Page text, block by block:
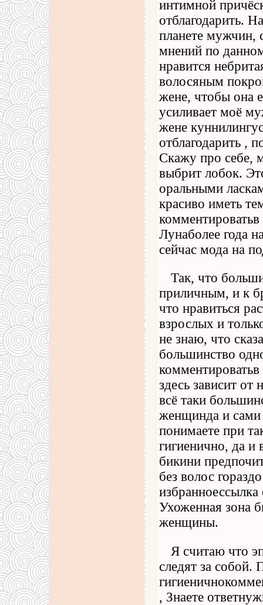
интимной
отблагодарить.
планете мужчин,
мнений по
нравится
волосяным
жене, чтобы она
усиливает моё
жене
отблагодарить ,
Скажу про себе,
выбрит лобок.
оральными
красиво иметь
комментироватьв
Лунаболее года
сейчас мода на
Так, что
приличным, и к
что нравиться
взрослых и
не знаю, что
большинство
здесь зависит
всё таки
женщинда и сами
понимаете при
гигиенично, да и
бикини
без волос
избранноессылка
Ухоженная зона
женщины.
Я считаю что
следят за собой.
, Знаете